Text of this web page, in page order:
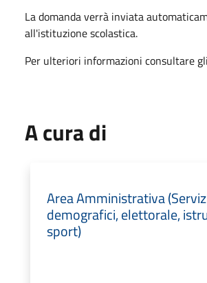
La domanda verrà inviata
all'istituzione scolastica.
Per ulteriori informazioni consultare
A cura di
Area Amministrativa
demografici, elettorale,
sport)